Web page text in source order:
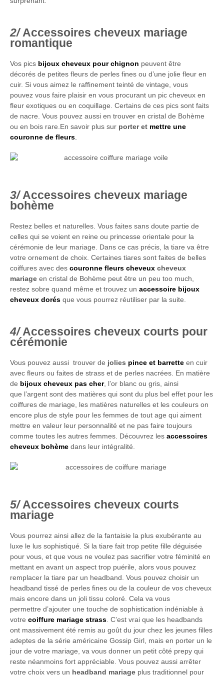
Accessoires cheveux mariage
romantique
Vos pics bijoux cheveux pour chignon peuvent être
décorés de petites fleurs de perles fines ou d’une jolie fleur en
cuir. Si vous aimez le raffinement teinté de vintage, vous
pouvez vous faire plaisir en vous procurant un pic cheveux en
fleur exotiques ou en coquillage. Certains de ces pics sont faits
de nacre. Vous pouvez aussi en trouver en cristal de Bohème
ou en bois rare.En savoir plus sur porter et mettre une
couronne de fleurs
Accessoires cheveux mariage
bohème
Restez belles et naturelles. Vous faites sans doute partie de
celles qui se voient en reine ou princesse orientale pour la
cérémonie de leur mariage. Dans ce cas précis, la tiare va être
votre ornement de choix. Certaines tiares sont faites de belles
coiffures avec des couronne fleurs cheveux cheveux
mariage en cristal de Bohème peut être un peu too much,
restez sobre quand même et trouvez un accessoire bijoux
cheveux dorés que vous pourrez réutiliser par la suite.
Accessoires cheveux courts pour
cérémonie
Vous pouvez aussi trouver de jolies pince et barrette en cuir
avec fleurs ou faites de strass et de perles nacrées. En matière
de bijoux cheveux pas cher, l’or blanc ou gris, ainsi
que l’argent sont des matières qui sont du plus bel effet pour les
coiffures de mariage, les matières naturelles et les couleurs on
encore plus de style pour les femmes de tout age qui aiment
mettre en valeur leur personnalité et ne pas faire toujours
comme toutes les autres femmes. Découvrez les accessoires
cheveux bohème dans leur intégralité.
Accessoires cheveux courts
mariage
Vous pourrez ainsi allez de la fantaisie la plus exubérante au
luxe le lus sophistiqué. Si la tiare fait trop petite fille déguisée
pour vous, et que vous ne voulez pas sacrifier votre féminité en
mettant en avant un aspect trop puérile, alors vous pouvez
remplacer la tiare par un headband. Vous pouvez choisir un
headband tissé de perles fines ou de la couleur de vos cheveux
mais encore dans un joli tissu coloré. Cela va vous
permettre d’ajouter une touche de sophistication indéniable à
votre coiffure mariage strass. C’est vrai que les headbands
ont massivement été remis au goût du jour chez les jeunes filles
adeptes de la série américaine Gossip Girl, mais en porter un le
jour de votre mariage, va vous donner un petit côté prepy qui
reste néanmoins fort appréciable. Vous pouvez aussi arrêter
votre choix vers un headband mariage plus traditionnel pour